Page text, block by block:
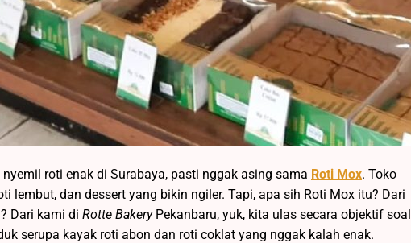
roti enak di Surabaya, pasti nggak asing sama Roti Mox. Toko
lembut, dan dessert yang bikin ngiler. Tapi, apa sih Roti Mox itu? Dari
Dari kami di Rotte BakeryPekanbaru, yuk, kita ulas secara objektif soal
serupa kayak roti abon dan roti coklat yang nggak kalah enak.